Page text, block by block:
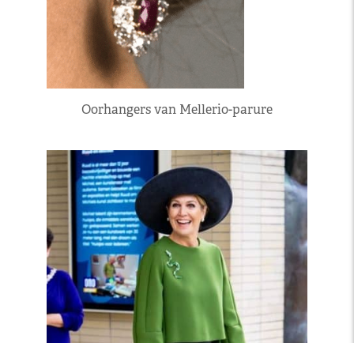
Oorhangers van Mellerio-parure